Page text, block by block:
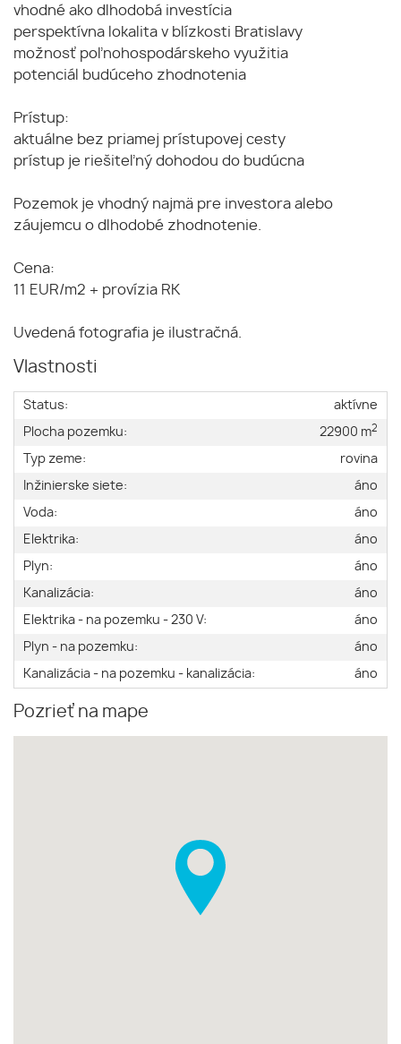
vhodné ako dlhodobá investícia
perspektívna lokalita v blízkosti Bratislavy
možnosť poľnohospodárskeho využitia
potenciál budúceho zhodnotenia
Prístup:
aktuálne bez priamej prístupovej cesty
prístup je riešiteľný dohodou do budúcna
Pozemok je vhodný najmä pre investora alebo
záujemcu o dlhodobé zhodnotenie.
Cena:
11 EUR/m2 + provízia RK
Uvedená fotografia je ilustračná.
Vlastnosti
Status:
aktívne
Plocha pozemku:
22900 m2
Typ zeme:
rovina
Inžinierske siete:
áno
Voda:
áno
Elektrika:
áno
Plyn:
áno
Kanalizácia:
áno
Elektrika - na pozemku - 230 V:
áno
Plyn - na pozemku:
áno
Kanalizácia - na pozemku - kanalizácia:
áno
Pozrieť na mape